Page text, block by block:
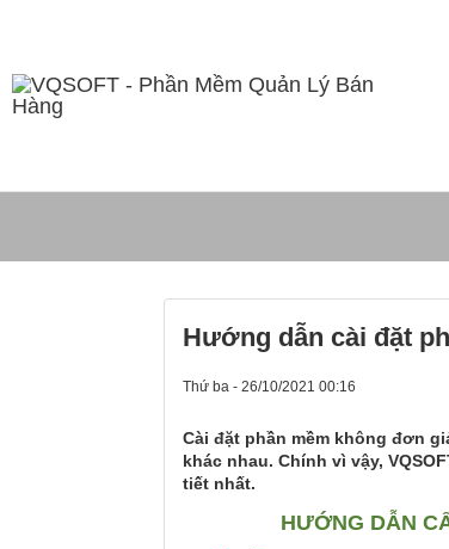
Hướng dẫn cài đặt
Thứ ba - 26/10/2021 00:16
Cài đặt phần mềm không đơn
khác nhau. Chính vì vậy,
tiết nhất.
HƯỚNG DẪN